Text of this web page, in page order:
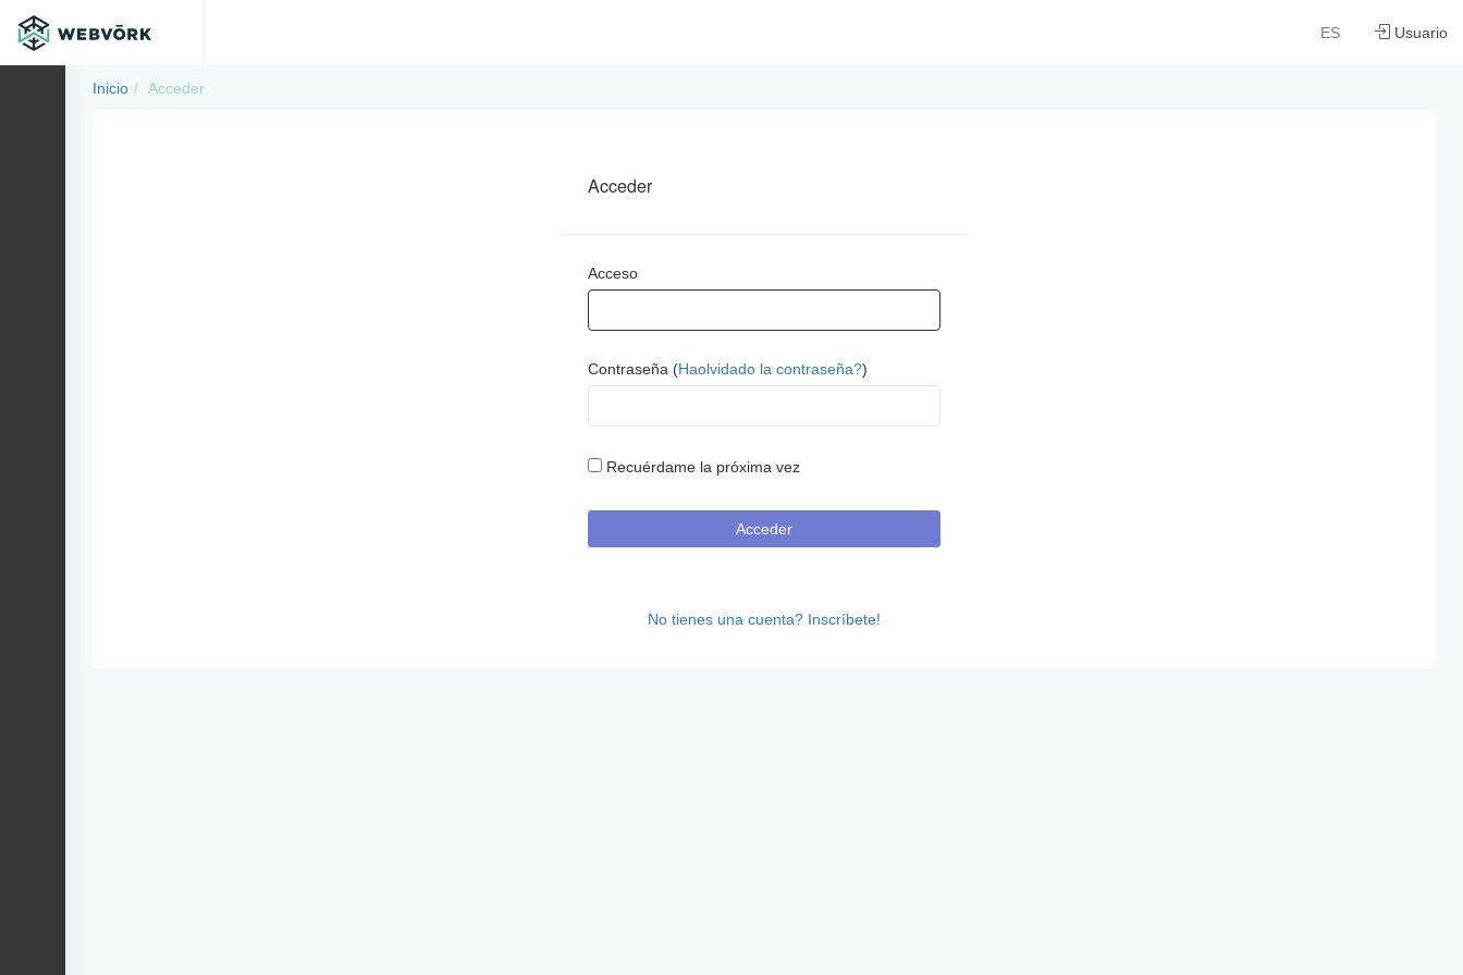
Usuario
ES
Inicio Acceder
Acceder
Acceso
Contraseña (Haolvidado la contraseña?)
Recuérdame la próxima vez
Acceder
No tienes una cuenta? Inscríbete!